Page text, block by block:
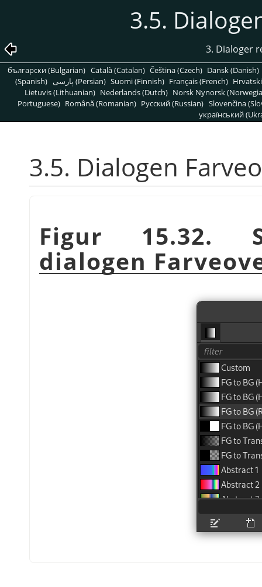
3.5.
3. Dialoger
български (Bulgarian) Català (Catalan) Čeština (Czech) Dansk (Danish)
(Spanish)
پارسی (Persian) Suomi (Finnish) Français (French)
Lietuvis (Lithuanian) Nederlands (Dutch) Norsk Nynorsk
Portuguese) Română (Romanian) Pусский (Russian) Slovenčina
український
3.5. Dialogen
Figur 15.32.
dialogen